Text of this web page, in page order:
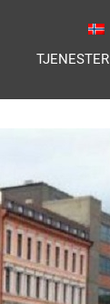
TJENESTER